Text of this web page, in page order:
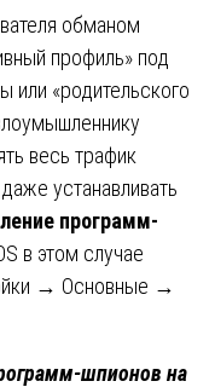
обманом
профиль» под
или «родительского
весь трафик
устанавливать
программ-
в этом случае
→ Основные →
шпионов на